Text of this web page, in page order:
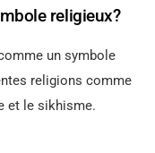
religieux?
un symbole
religions comme
et le sikhisme.